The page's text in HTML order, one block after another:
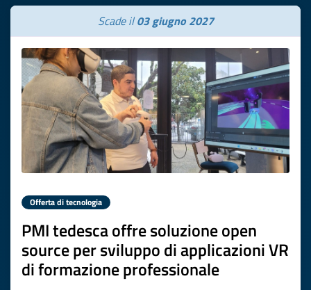
Scade il03 giugno 2027
Offerta di tecnologia
PMI tedesca offre soluzione open
source per sviluppo di applicazioni VR
di formazione professionale